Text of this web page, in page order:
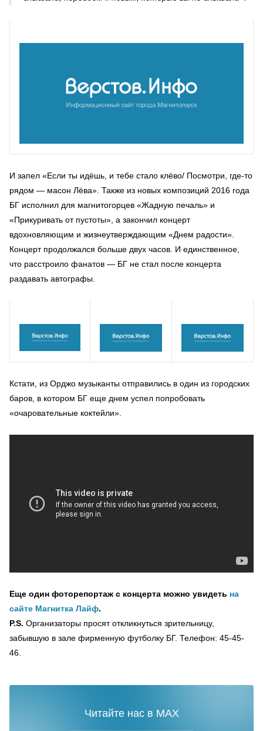
И запел «Если ты идёшь, и тебе стало клёво/ Посмотри, где-то
рядом — масон Лёва». Также из новых композиций 2016 года
БГ исполнил для магнитогорцев «Жадную печаль» и
«Прикуривать от пустоты», а закончил концерт
вдохновляющим и жизнеутверждающим «Днем радости».
Концерт продолжался больше двух часов. И единственное,
что расстроило фанатов — БГ не стал после концерта
раздавать автографы.
Кстати, из Орджо музыканты отправились в один из городских
баров, в котором БГ еще днем успел попробовать
«очаровательные коктейли».
Еще один фоторепортаж с концерта можно увидеть на
сайте Магнитка Лайф.
P.S. Организаторы просят откликнуться зрительницу,
забывшую в зале фирменную футболку БГ. Телефон: 45-45-
46.
Читайте нас в MAX